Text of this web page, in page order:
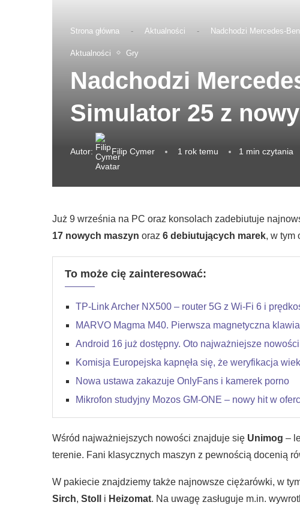
Strona główna - Aktualności - Nadchodzi Mercedes-
Aktualności Gry
Nadchodzi
Simulator 25 z
Autor: Filip Cymer 1 rok temu 1 min czytania
Już 9 września na PC oraz konsolach zadebiutuje
17 nowych maszyn oraz 6 debiutujących marek, w tym
To może cię zainteresować:
TP-Link Archer NX500 – router 5G z Wi-Fi 6 i
MARVO Magma M40. Pierwsza magnetyczna
Android 16 już dostępny. Oto najważniejsze nowości
Komisja Europejska kapnęła się, że weryfikacja
Nowa ustawa zakazuje OnlyFans i kamerek porno
Mikrofon studyjny Mozos GM-ONE – nowy hit w
Wśród najważniejszych nowości znajduje się Unimog –
terenie. Fani klasycznych maszyn z pewnością docenią
W pakiecie znajdziemy także najnowsze ciężarówki, w
Sirch, Stoll i Heizomat. Na uwagę zasługuje m.in.